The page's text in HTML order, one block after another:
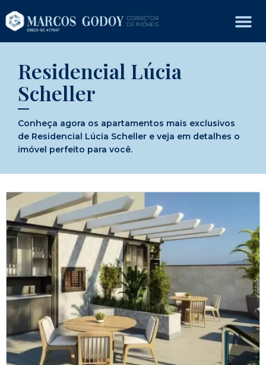
Residencial Lúcia
Scheller
Conheça agora os apartamentos mais exclusivos
de Residencial Lúcia Scheller e veja em detalhes o
imóvel perfeito para você.